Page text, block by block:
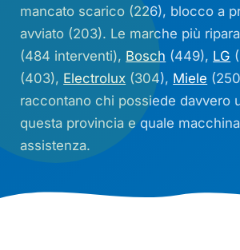
mancato scarico (226), blocco a
avviato (203). Le marche più
(484 interventi), Bosch (449), LG
(403), Electrolux (304), Miele
raccontano chi possiede davvero
questa provincia e quale
assistenza.